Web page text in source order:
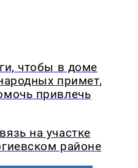
чтобы в доме
примет,
привлечь
на участке
районе